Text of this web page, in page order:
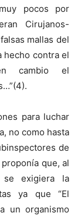
pocos por
Cirujanos-
mallas del
hecho contra el
cambio el
para luchar
no como hasta
de
que, al
exigiera la
ya que “El
un organismo